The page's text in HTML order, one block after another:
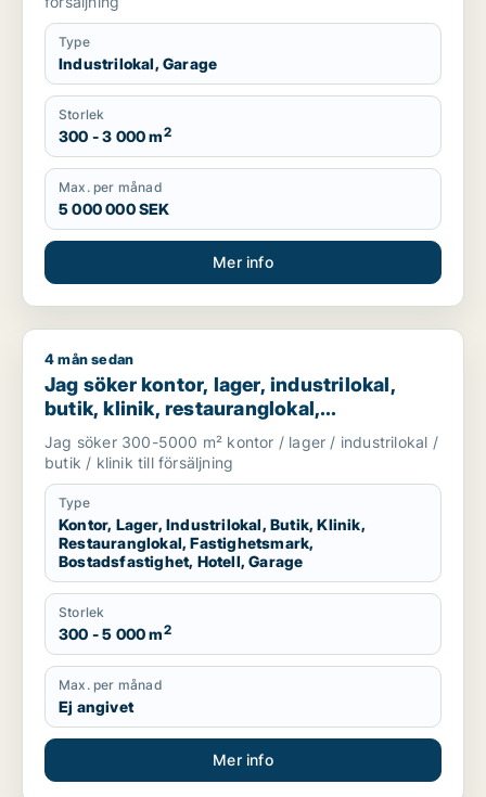
Type
Industrilokal, Garage
Storlek
300 - 3 000 m2
Max. per månad
5 000 000 SEK
Mer info
Jag söker kontor, lager, industrilokal, butik, klinik,
4 mån sedan
Jag söker kontor, lager, industrilokal,
butik, klinik, restauranglokal,
fastighetsmark, bostadsfastighet, hotell
eller garage till salu i Malmö
Jag söker 300-5000 m² kontor / lager / industrilokal /
butik / klinik till försäljning
Type
Kontor, Lager, Industrilokal, Butik, Klinik,
Restauranglokal, Fastighetsmark,
Bostadsfastighet, Hotell, Garage
Storlek
300 - 5 000 m2
Max. per månad
Ej angivet
Mer info